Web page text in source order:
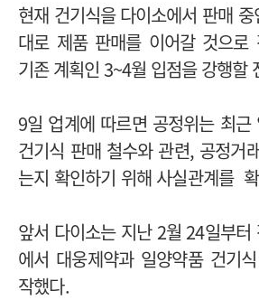
현재 건기식을 다이소에서 판매
대로 제품 판매를 이어갈 것으로
기존 계획인 3~4월 입점을 강행할
9일 업계에 따르면 공정위는 최근
건기식 판매 철수와 관련, 공정거
는지 확인하기 위해 사실관계를
앞서 다이소는 지난 2월 24일부
에서 대웅제약과 일양약품 건기
작했다.